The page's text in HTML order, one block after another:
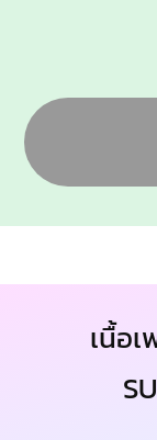
เนื้อ